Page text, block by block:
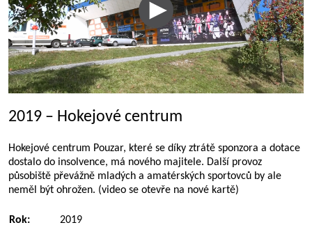
2019 – Hokejové centrum
Hokejové centrum Pouzar, které se díky ztrátě sponzora a dotace
dostalo do insolvence, má nového majitele. Další provoz
působiště převážně mladých a amatérských sportovců by ale
neměl být ohrožen. (video se otevře na nové kartě)
Rok:
2019